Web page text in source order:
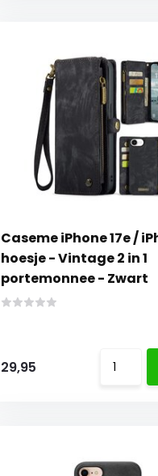
Caseme iPhone 17e /
hoesje - Vintage 2 in 1
portemonnee - Zwart
29,95